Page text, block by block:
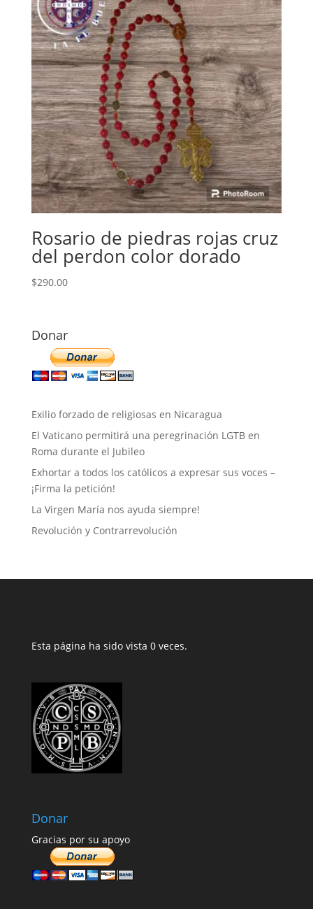
Rosario de piedras rojas cruz
del perdon color dorado
$290.00
Donar
Exilio forzado de religiosas en Nicaragua
El Vaticano permitirá una peregrinación LGTB en
Roma durante el Jubileo
Exhortar a todos los católicos a expresar sus voces –
¡Firma la petición!
La Virgen María nos ayuda siempre!
Revolución y Contrarrevolución
Esta página ha sido vista 0 veces.
Donar
Gracias por su apoyo